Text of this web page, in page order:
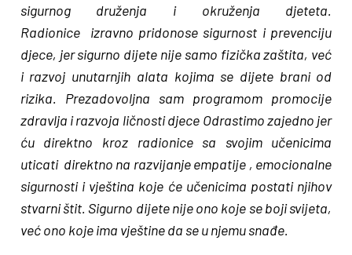
sigurnog druženja i okruženja djeteta.
Radionice izravno pridonose sigurnost i prevenciju
djece, jer sigurno dijete nije samo fizička zaštita, već
i razvoj unutarnjih alata kojima se dijete brani od
rizika. Prezadovoljna sam programom promocije
zdravlja i razvoja ličnosti djece Odrastimo zajedno jer
ću direktno kroz radionice sa svojim učenicima
uticati direktno na razvijanje empatije , emocionalne
sigurnosti i vještina koje će učenicima postati njihov
stvarni štit. Sigurno dijete nije ono koje se boji svijeta,
već ono koje ima vještine da se u njemu snađe.